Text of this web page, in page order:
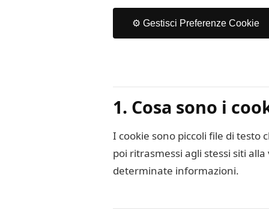
⚙️ Gestisci Preferenze Cookie
1. Cosa sono i
I cookie sono piccoli file di testo
poi ritrasmessi agli stessi siti
determinate informazioni.